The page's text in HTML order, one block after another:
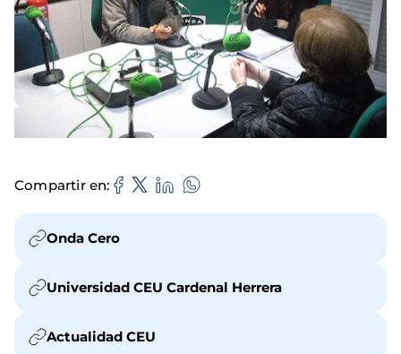
Compartir en
Onda Cero
Universidad CEU Cardenal Herrera
Actualidad CEU